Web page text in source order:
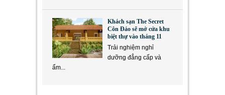
Khách sạn The Secret
Côn Đảo sẽ mở cửa khu
biệt thự vào tháng 11
Trải nghiệm nghỉ
dưỡng đẳng cấp và
ẩm...